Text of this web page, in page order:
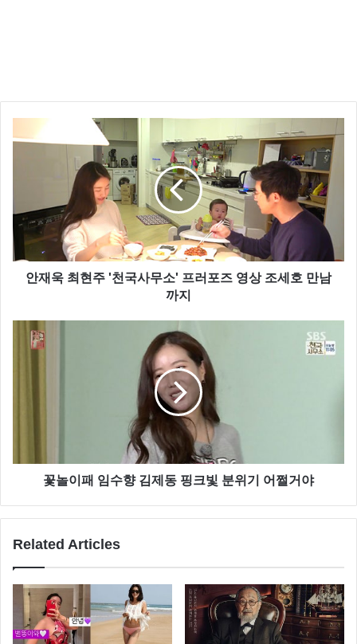
유하나와 함께 MC를 맡은 박수홍은 “난 결혼하면 좋아
하는 클럽도 끊을 수 있다” 라고 털어놨고 유하나는 강
지영과 시어머니 후보들 사이를 오가며 내조의 여왕 역
활을 제대로 했다고 합니다.
안재욱 최현주 '천국사무소' 프러포즈 영상 조세호 만남
까지
꽃놀이패 임수향 김제동 핑크빛 분위기 어쩔거야
Related Articles